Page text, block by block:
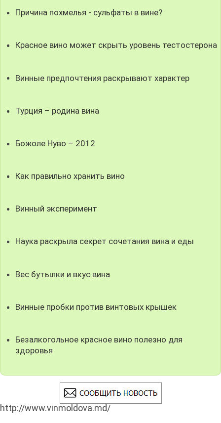
Причина похмелья - сульфаты в вине?
Красное вино может скрыть уровень тестостерона
Винные предпочтения раскрывают характер
Турция – родина вина
Божоле Нуво – 2012
Как правильно хранить вино
Винный эксперимент
Наука раскрыла секрет сочетания вина и еды
Вес бутылки и вкус вина
Винные пробки против винтовых крышек
Безалкогольное красное вино полезно для
здоровья
http://www.vinmoldova.md/